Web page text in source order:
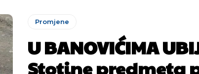
Promjene
U BANOVIĆIMA
Stotine predmeta